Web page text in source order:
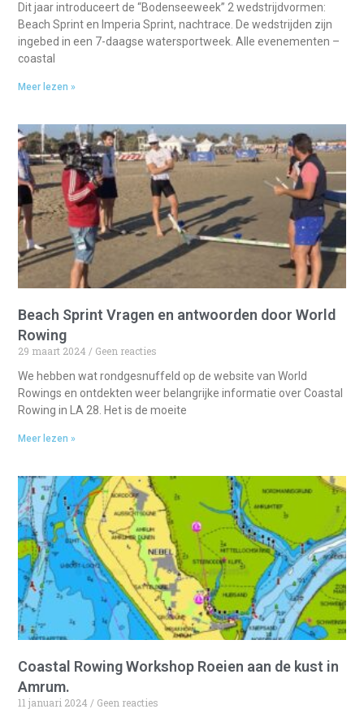
Dit jaar introduceert de “Bodenseeweek” 2 wedstrijdvormen:
Beach Sprint en Imperia Sprint, nachtrace. De wedstrijden zijn
ingebed in een 7-daagse watersportweek. Alle evenementen –
coastal
Meer lezen »
Beach Sprint Vragen en antwoorden door World
Rowing
29 maart 2024
Geen reacties
We hebben wat rondgesnuffeld op de website van World
Rowings en ontdekten weer belangrijke informatie over Coastal
Rowing in LA 28. Het is de moeite
Meer lezen »
Coastal Rowing Workshop Roeien aan de kust in
Amrum.
11 januari 2024
Geen reacties